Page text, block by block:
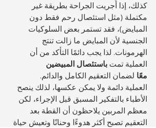
كذلك، إذا أُجريت الجراحة بطريقة غير
مكتملة (مثل استئصال رحم فقط دون
المبايض)، فقد تستمر بعض السلوكيات
الجنسية لأن المبايض ما زالت تنتج
الهرمونات. لذا يجب دائمًا التأكد من أن
العملية تمت باستئصال المبيضين
معًا لضمان التعقيم الكامل والدائم.
العملية دائمة ولا يمكن عكسها، لذلك ينصح
الأطباء بالتفكير المسبق قبل الإجراء، لكن
معظم المربين يلاحظون أن القطة بعد
التعقيم تصبح أكثر هدوءًا وحنانًا وتعيش حياة